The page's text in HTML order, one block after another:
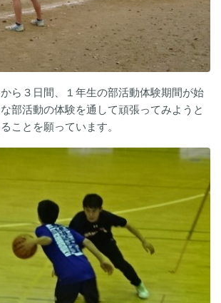
ら３日間、１年生の部活動体験期間が始
部活動の体験を通して頑張ってみようと
ことを願っています。